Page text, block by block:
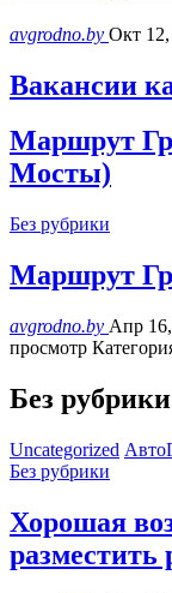
avgrodno.by Окт 12,
Вакансии
Маршрут
Мосты)
Без рубрики
Маршрут
avgrodno.by Апр 16,
просмотр
Без рубрики
Uncategorized
Без рубрики
Хорошая
разместить